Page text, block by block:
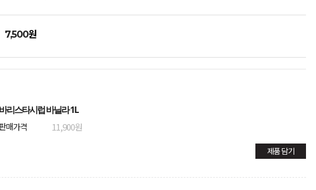
7,500원
바리스타시럽 바닐라 1L
매가격
11,900원
제품 담기